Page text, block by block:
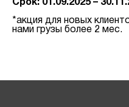
Срок: 01.09.2025 –
*акция для новых
нами грузы более 2 мес.